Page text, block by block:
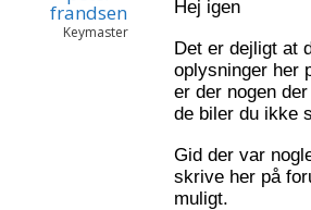
frandsen
Keymaster
Hej igen
Det er dejligt at
oplysninger her
er der nogen
de biler du ikke
Gid der var
skrive her på
muligt.